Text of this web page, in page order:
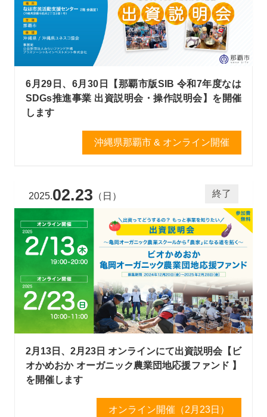
6月29日、6月30日【那覇市版SIB 令和7年度なは
SDGs推進事業 出資説明会・操作説明会】を開催
します
沖縄県那覇市 & オンライン開催
2025.02.23 （日） 終了
2月13日、2月23日 オンラインにて出資説明会【ビ
オかめおか オーガニック農業団地応援ファンド 】
を開催します
オンライン開催（2月23日）